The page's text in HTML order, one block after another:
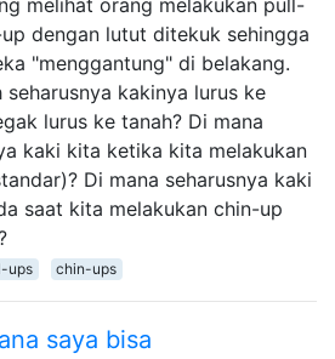
dengan lutut ditekuk sehingga
"menggantung" di belakang.
seharusnya kakinya lurus ke
lurus ke tanah? Di mana
kaki kita ketika kita melakukan
Di mana seharusnya kaki
saat kita melakukan chin-up
ups chin-ups
saya bisa